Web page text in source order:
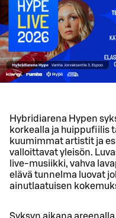
Hybridiarena Hypen
korkealla ja huippufiilis
kuumimmat artistit ja
valloittavat yleisön.
live-musiikki, vahva
elävä tunnelma luovat
ainutlaatuisen